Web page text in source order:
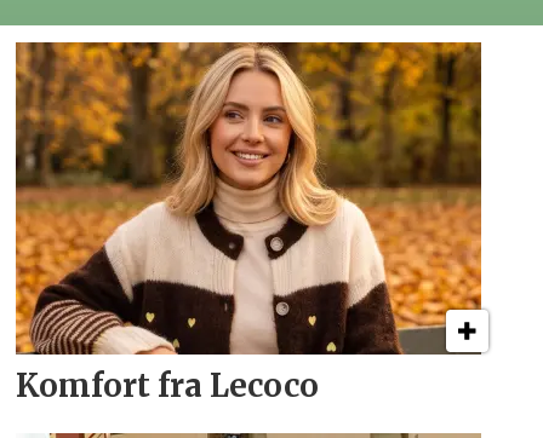
Komfort fra Lecoco